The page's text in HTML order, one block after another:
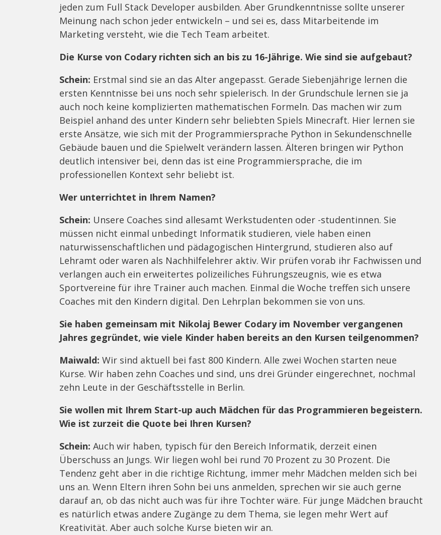
jeden zum Full Stack Developer ausbilden. Aber Grundkenntnisse sollte unserer
Meinung nach schon jeder entwickeln – und sei es, dass Mitarbeitende im
Marketing versteht, wie die Tech Team arbeitet.
Die Kurse von Codary richten sich an bis zu 16-Jährige. Wie sind sie aufgebaut?
Schein: Erstmal sind sie an das Alter angepasst. Gerade Siebenjährige lernen die
ersten Kenntnisse bei uns noch sehr spielerisch. In der Grundschule lernen sie ja
auch noch keine komplizierten mathematischen Formeln. Das machen wir zum
Beispiel anhand des unter Kindern sehr beliebten Spiels Minecraft. Hier lernen sie
erste Ansätze, wie sich mit der Programmiersprache Python in Sekundenschnelle
Gebäude bauen und die Spielwelt verändern lassen. Älteren bringen wir Python
deutlich intensiver bei, denn das ist eine Programmiersprache, die im
professionellen Kontext sehr beliebt ist.
Wer unterrichtet in Ihrem Namen?
Schein: Unsere Coaches sind allesamt Werkstudenten oder -studentinnen. Sie
müssen nicht einmal unbedingt Informatik studieren, viele haben einen
naturwissenschaftlichen und pädagogischen Hintergrund, studieren also auf
Lehramt oder waren als Nachhilfelehrer aktiv. Wir prüfen vorab ihr Fachwissen und
verlangen auch ein erweitertes polizeiliches Führungszeugnis, wie es etwa
Sportvereine für ihre Trainer auch machen. Einmal die Woche treffen sich unsere
Coaches mit den Kindern digital. Den Lehrplan bekommen sie von uns.
Sie haben gemeinsam mit Nikolaj Bewer Codary im November vergangenen
Jahres gegründet, wie viele Kinder haben bereits an den Kursen teilgenommen?
Maiwald: Wir sind aktuell bei fast 800 Kindern. Alle zwei Wochen starten neue
Kurse. Wir haben zehn Coaches und sind, uns drei Gründer eingerechnet, nochmal
zehn Leute in der Geschäftsstelle in Berlin.
Sie wollen mit Ihrem Start-up auch Mädchen für das Programmieren begeistern.
Wie ist zurzeit die Quote bei Ihren Kursen?
Schein: Auch wir haben, typisch für den Bereich Informatik, derzeit einen
Überschuss an Jungs. Wir liegen wohl bei rund 70 Prozent zu 30 Prozent. Die
Tendenz geht aber in die richtige Richtung, immer mehr Mädchen melden sich bei
uns an. Wenn Eltern ihren Sohn bei uns anmelden, sprechen wir sie auch gerne
darauf an, ob das nicht auch was für ihre Tochter wäre. Für junge Mädchen braucht
es natürlich etwas andere Zugänge zu dem Thema, sie legen mehr Wert auf
Kreativität. Aber auch solche Kurse bieten wir an.